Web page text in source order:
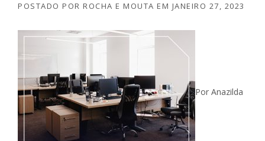
POSTADO POR ROCHA E MOUTA EM JANEIRO 27, 2023
Por Anazilda